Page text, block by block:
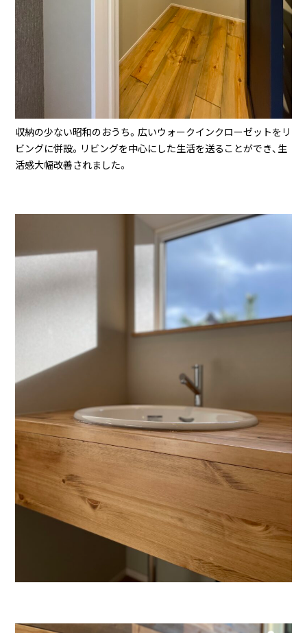
収納の少ない昭和のおうち。広いウォークインクローゼットをリ
ビングに併設。リビングを中心にした生活を送ることができ、生
活感大幅改善されました。